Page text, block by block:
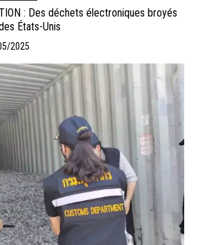
: Des déchets électroniques broyés
États-Unis
2025